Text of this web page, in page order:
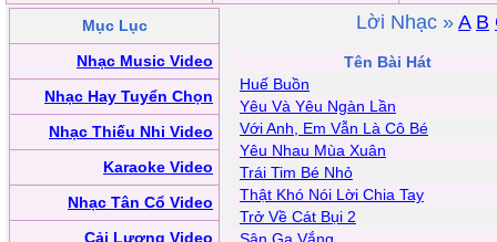
Mục Lục
Nhạc Music Video
Nhạc Hay Tuyển Chọn
Nhạc Thiếu Nhi Video
Karaoke Video
Nhạc Tân Cổ Video
Cải Lương Video
Lời Nhạc » A B
Tên Bài Hát
Huế Buồn
Yêu Và Yêu Ngàn Lần
Với Anh, Em Vẫn Là Cô Bé
Yêu Nhau Mùa Xuân
Trái Tim Bé Nhỏ
Thật Khó Nói Lời Chia Tay
Trở Về Cát Bụi 2